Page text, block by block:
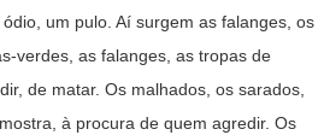
um pulo. Aí surgem as falanges, os
verdes, as falanges, as tropas de
de matar. Os malhados, os sarados,
à procura de quem agredir. Os